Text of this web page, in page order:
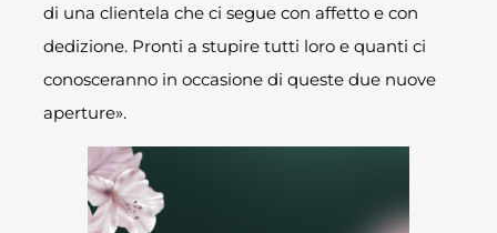
di una clientela che ci segue con affetto e con
dedizione. Pronti a stupire tutti loro e quanti ci
conosceranno in occasione di queste due nuove
aperture».